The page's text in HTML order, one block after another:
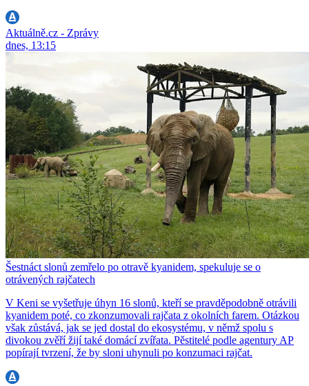
Aktuálně.cz - Zprávy
dnes, 13:15
Šestnáct slonů zemřelo po otravě kyanidem, spekuluje se o
otrávených rajčatech
V Keni se vyšetřuje úhyn 16 slonů, kteří se pravděpodobně otrávili
kyanidem poté, co zkonzumovali rajčata z okolních farem. Otázkou
však zůstává, jak se jed dostal do ekosystému, v němž spolu s
divokou zvěří žijí také domácí zvířata. Pěstitelé podle agentury AP
popírají tvrzení, že by sloni uhynuli po konzumaci rajčat.